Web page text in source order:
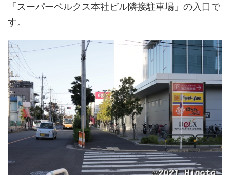
「スーパーベルクス本社ビル隣接駐車場」の入口で
す。